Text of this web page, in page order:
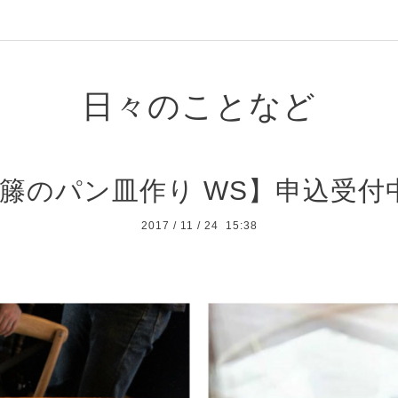
日々のことなど
のパン皿作り WS】申込受付
2017 / 11 / 24 15:38